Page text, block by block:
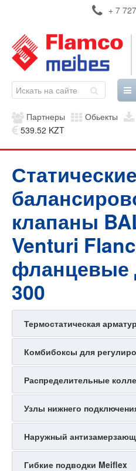
+ 7
Партнеры Обьекты
539.52 KZT
Статические
клапаны
Venturi
фланцевые
300
Термостатическая
Комбибоксы для
Распределительные
Узлы нижнего
Наружный
Гибкие подводки Meiflex